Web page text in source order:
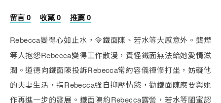
留言 0 收藏 0 推薦 0
Rebecca變得心如止水，令鐵面陳、若水等大感意外。龔燁
等人抱怨Rebecca變得工作散漫，責怪鐵面無法給她愛情滋
潤。道德向鐵面陳投訴Rebecca常約容儀禪修打坐，妨礙他
的夫妻生活，指Rebecca強自抑壓情慾，勸鐵面陳應要與她
作再進一步的發展。鐵面陳約Rebecca露營，若水等閨蜜認